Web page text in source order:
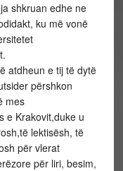
shkruan edhe ne
ku më vonë
atdheun e tij të dytë
përshkon
mes
e Krakovit,duke u
lektisësh, të
për vlerat
për liri, besim,